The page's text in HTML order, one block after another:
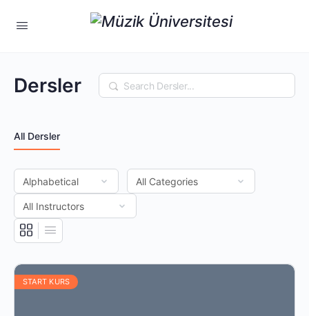
Dersler Search
All Dersler
START KURS